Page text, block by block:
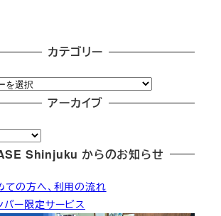
カテゴリー
アーカイブ
Shinjuku からのお知らせ
ての方へ、利用の流れ
バー限定サービス